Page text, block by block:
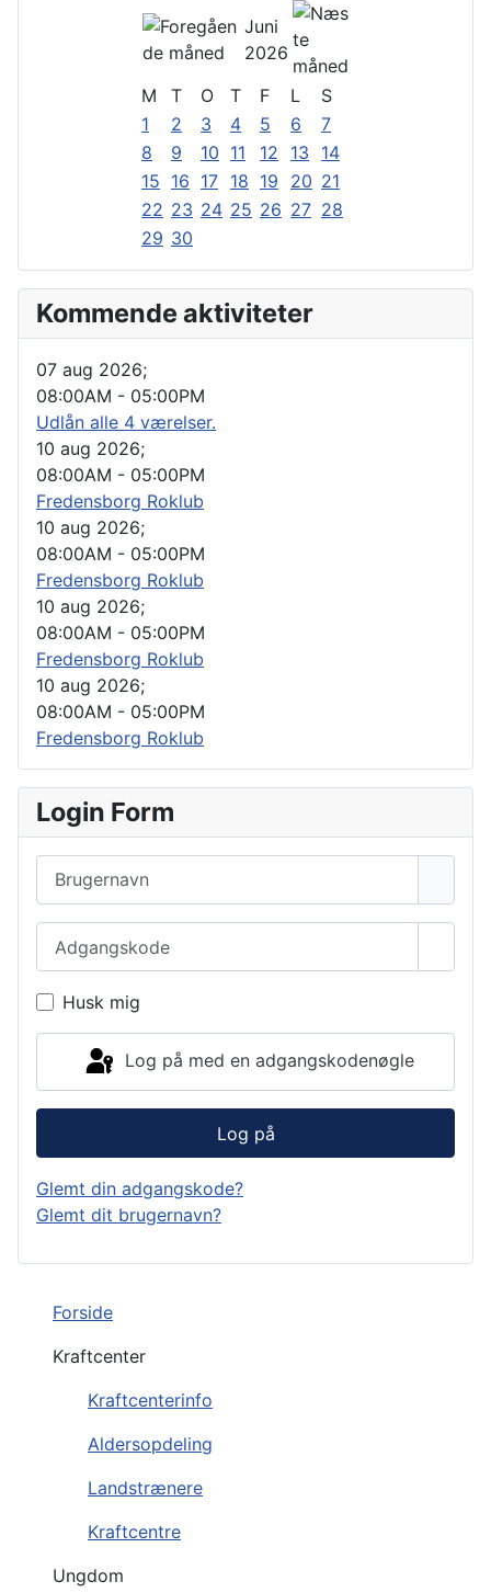
Forside
Kraftcenter
Kraftcenterinfo
Aldersopdeling
Landstrænere
Kraftcentre
Ungdom
Juni
2026
M
T O T F L
S
1
2 3 4 5 6
7
8
9 10 11 12 13
14
15 16 17 18 19 20 21
22 23 24 25 26 27 28
29 30
Kommende aktiviteter
07 aug 2026;
08:00AM - 05:00PM
Udlån alle 4 værelser.
10 aug 2026;
08:00AM - 05:00PM
Fredensborg Roklub
10 aug 2026;
08:00AM - 05:00PM
Fredensborg Roklub
10 aug 2026;
08:00AM - 05:00PM
Fredensborg Roklub
10 aug 2026;
08:00AM - 05:00PM
Fredensborg Roklub
Login Form
Husk mig
Log på med en adgangskodenøgle
Log på
Glemt din adgangskode?
Glemt dit brugernavn?